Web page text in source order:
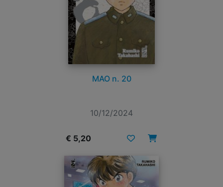
MAO n. 20
10/12/2024
€ 5,20